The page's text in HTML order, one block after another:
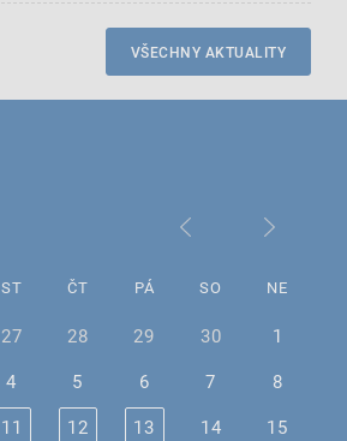
VŠECHNY AKTUALITY
ST ČT PÁ SO NE
27 28 29 30
1
4 5 6 7
8
11 12 13 14
15